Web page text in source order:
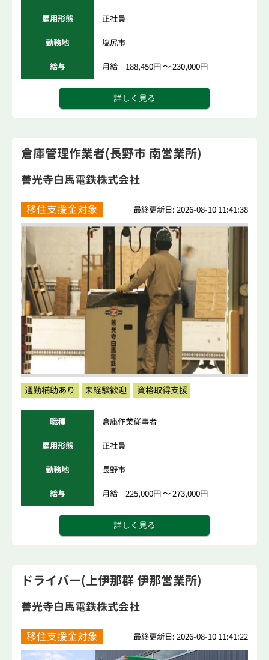
雇用形態 正社員
勤務地 塩尻市
給与 月給 188,450円 ～ 230,000円
詳しく見る
倉庫管理作業者(長野市 南営業所)
善光寺白馬電鉄株式会社
移住支援金対象 最終更新日: 2026-08-10 11:41:38
通勤補助あり 未経験歓迎 資格取得支援
職種 倉庫作業従事者
雇用形態 正社員
勤務地 長野市
給与 月給 225,000円 ～ 273,000円
詳しく見る
ドライバー(上伊那群 伊那営業所)
善光寺白馬電鉄株式会社
移住支援金対象 最終更新日: 2026-08-10 11:41:22